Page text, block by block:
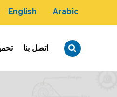
English Arabic
اتصل بنا